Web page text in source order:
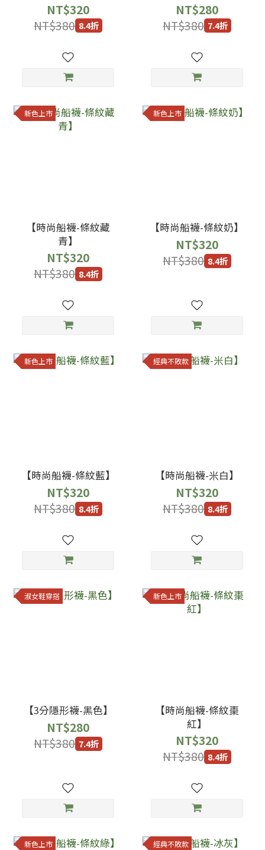
NT$320
NT$380 8.4折
NT$280
NT$380 7.4折
新色上市
【時尚船襪-條紋藏
青】
NT$320
NT$380 8.4折
新色上市
【時尚船襪-條紋奶】
NT$320
NT$380 8.4折
新色上市
【時尚船襪-條紋藍】
NT$320
NT$380 8.4折
經典不敗款
【時尚船襪-米白】
NT$320
NT$380 8.4折
淑女鞋穿搭
【3分隱形襪-黑色】
NT$280
NT$380 7.4折
新色上市
【時尚船襪-條紋棗
紅】
NT$320
NT$380 8.4折
新色上市 經典不敗款